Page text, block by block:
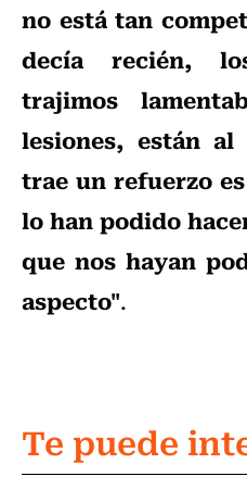
no está tan
decía recién,
trajimos
lesiones, están
trae un refuerzo
lo han podido
que nos hayan
aspecto".
Te puede